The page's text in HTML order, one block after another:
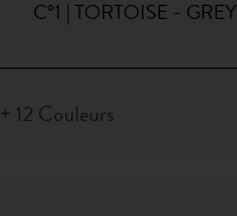
C°1 | TORTOISE - GREY
+ 12 Couleurs